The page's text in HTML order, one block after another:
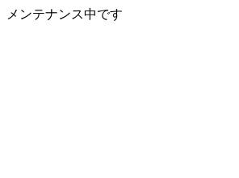
メンテナンス中です